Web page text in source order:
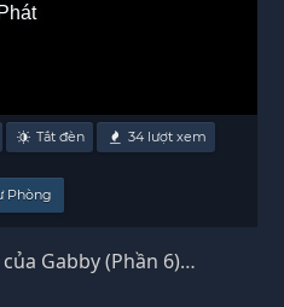
Phát
Tắt đèn 34lượt xem
Phòng
Gabby (Phần 6)